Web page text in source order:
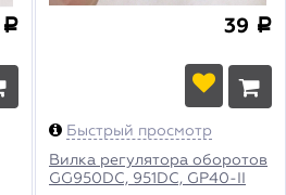
a 39 a
Быстрый просмотр
Вилка регулятора оборотов
GG950DC, 951DC, GP40-II